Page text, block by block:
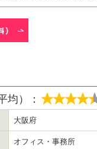
均）：
大阪府
オフィス・事務所